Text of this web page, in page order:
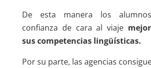
De esta manera los
confianza de cara al viaje
sus competencias lingüísticas.
Por su parte, las agencias